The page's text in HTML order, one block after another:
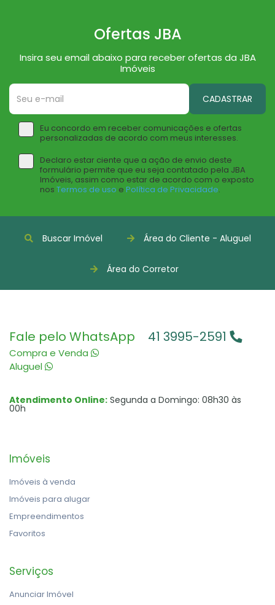
Ofertas JBA
Insira seu email abaixo para receber ofertas da JBA
Imóveis
CADASTRAR
Eu concordo em receber comunicações e ofertas
personalizadas de acordo com meus interesses.
Declaro estar ciente que a ação de envio deste
formulário permite que eu seja contatado pela JBA
Imóveis, assim como estar de acordo com o exposto
nos Termos de uso e Política de Privacidade.
Buscar Imóvel Área do Cliente - Aluguel
Área do Corretor
Fale pelo WhatsApp
Compra e Venda
Aluguel
41 3995-2591
Atendimento Online: Segunda a Domingo: 08h30 às
00h
Imóveis
Imóveis à venda
Imóveis para alugar
Empreendimentos
Favoritos
Serviços
Anunciar Imóvel